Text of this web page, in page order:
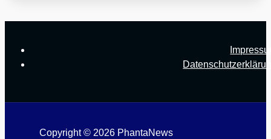
Copyright © 2026 PhantaNews